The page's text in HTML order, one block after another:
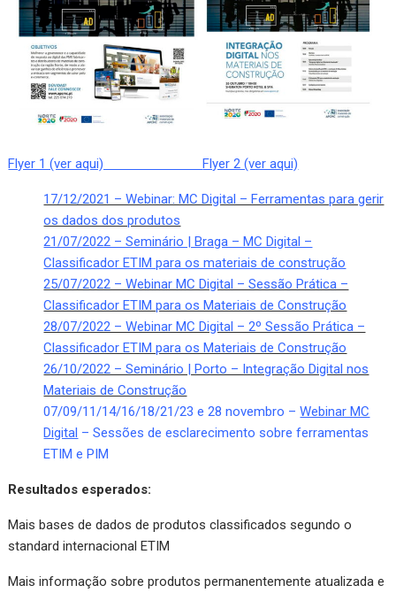
Flyer 1 (ver aqui)Flyer 2 (ver aqui)
17/12/2021 – Webinar: MC Digital – Ferramentas para gerir
os dados dos produtos
21/07/2022 – Seminário | Braga – MC Digital –
Classificador ETIM para os materiais de construção
25/07/2022 – Webinar MC Digital – Sessão Prática –
Classificador ETIM para os Materiais de Construção
28/07/2022 – Webinar MC Digital – 2º Sessão Prática –
Classificador ETIM para os Materiais de Construção
26/10/2022 – Seminário | Porto – Integração Digital nos
Materiais de Construção
07/09/11/14/16/18/21/23 e 28 novembro –Webinar MC
Digital – Sessões de esclarecimento sobre ferramentas
ETIM e PIM
Resultados esperados:
Mais bases de dados de produtos classificados segundo o
standard internacional ETIM
Mais informação sobre produtos permanentemente atualizada e